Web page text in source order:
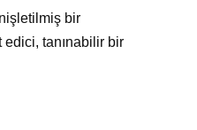
bir
edici, tanınabilir bir